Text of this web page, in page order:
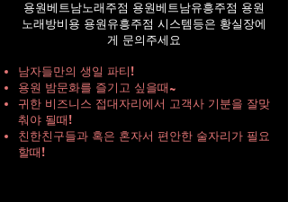
용원베트남노래주점 용원베트남유흥주점 용원
노래방비용 용원유흥주점 시스템등은 황실장에
게 문의주세요
남자들만의 생일 파티!
용원 밤문화를 즐기고 싶을때~
귀한 비즈니스 접대자리에서 고객사 기분을 잘맞
춰야 될때!
친한친구들과 혹은 혼자서 편안한 술자리가 필요
할때​!